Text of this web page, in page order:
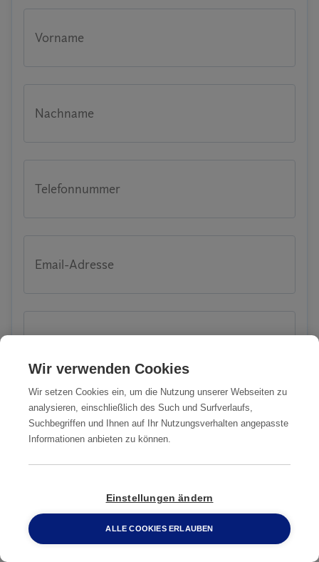
Vorname
Nachname
Telefonnummer
Email-Adresse
PLZ
Stadt
0800 2 33 04 00
Wir verwenden Cookies
Wir setzen Cookies ein, um die Nutzung unserer Webseiten zu
analysieren, einschließlich des Such und Surfverlaufs,
Suchbegriffen und Ihnen auf Ihr Nutzungsverhalten angepasste
Informationen anbieten zu können.
Einstellungen ändern
ALLE COOKIES ERLAUBEN